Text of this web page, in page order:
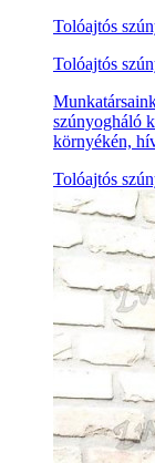
Tolóajtós
Tolóajtós
szúnyogháló
környékén,
Tolóajtós